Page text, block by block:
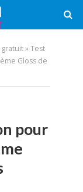
»Test
Gloss de
pour